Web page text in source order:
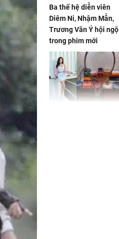
Ba thế hệ diễn viên
Diêm Ni, Nhậm Mẫn,
Trương Vãn Ý hội ngộ
trong phim mới